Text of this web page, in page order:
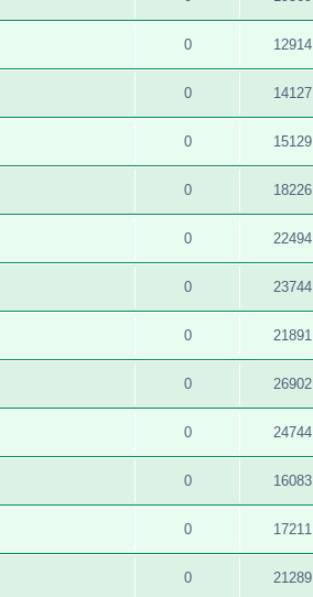
0 12914
0 14127
0 15129
0 18226
0 22494
0 23744
0 21891
0 26902
0 24744
0 16083
0 17211
0 21289